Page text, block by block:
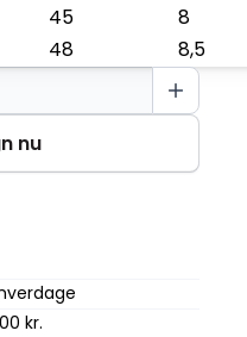
45
8
48
8,5
nu
kr.